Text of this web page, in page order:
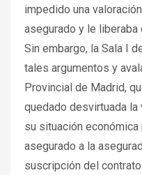
impedido una
asegurado y le liberaba
Sin embargo, la Sala I
tales argumentos y
Provincial de Madrid,
quedado desvirtuada
su situación
asegurado a la
suscripción del